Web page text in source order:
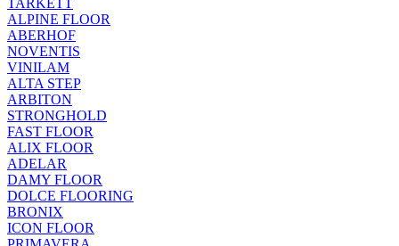
TARKETT
ALPINE FLOOR
ABERHOF
NOVENTIS
VINILAM
ALTA STEP
ARBITON
STRONGHOLD
FAST FLOOR
ALIX FLOOR
ADELAR
DAMY FLOOR
DOLCE FLOORING
BRONIX
ICON FLOOR